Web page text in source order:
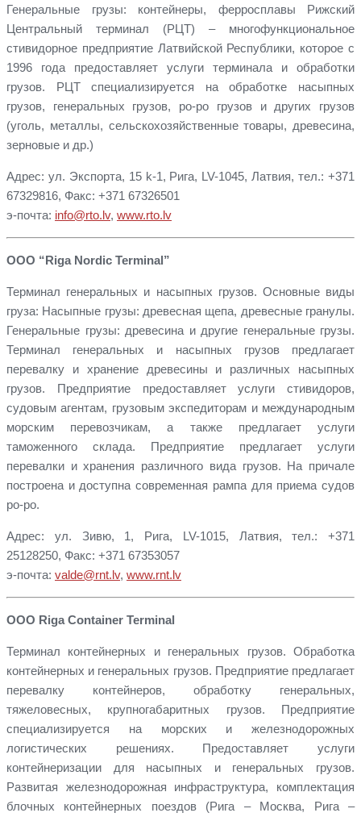
Генеральные грузы: контейнеры, ферросплавы Рижский
Центральный терминал (РЦТ) – многофункциональное
стивидорное предприятие Латвийской Республики, которое с
1996 года предоставляет услуги терминала и обработки
грузов. РЦТ специализируется на обработке насыпных
грузов, генеральных грузов, ро-ро грузов и других грузов
(уголь, металлы, сельскохозяйственные товары, древесина,
зерновые и др.)
Адрес: ул. Экспорта, 15 k-1, Рига, LV-1045, Латвия, тел.: +371
67329816, Факс: +371 67326501
э-почта: info@rto.lv, www.rto.lv
ООО “Riga Nordic Terminal”
Терминал генеральных и насыпных грузов. Основные виды
груза: Насыпные грузы: древесная щепа, древесные гранулы.
Генеральные грузы: древесина и другие генеральные грузы.
Терминал генеральных и насыпных грузов предлагает
перевалку и хранение древесины и различных насыпных
грузов. Предприятие предоставляет услуги стивидоров,
судовым агентам, грузовым экспедиторам и международным
морским перевозчикам, а также предлагает услуги
таможенного склада. Предприятие предлагает услуги
перевалки и хранения различного вида грузов. На причале
построена и доступна современная рампа для приема судов
ро-ро.
Адрес: ул. Зивю, 1, Рига, LV-1015, Латвия, тел.: +371
25128250, Факс: +371 67353057
э-почта: valde@rnt.lv, www.rnt.lv
ООО Riga Container Terminal
Терминал контейнерных и генеральных грузов. Обработка
контейнерных и генеральных грузов. Предприятие предлагает
перевалку контейнеров, обработку генеральных,
тяжеловесных, крупногабаритных грузов. Предприятие
специализируется на морских и железнодорожных
логистических решениях. Предоставляет услуги
контейнеризации для насыпных и генеральных грузов.
Развитая железнодорожная инфраструктура, комплектация
блочных контейнерных поездов (Рига – Москва, Рига –